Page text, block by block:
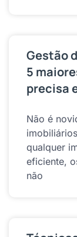
Gestão
5
precisa
Não é
qualquer
eficiente,
não